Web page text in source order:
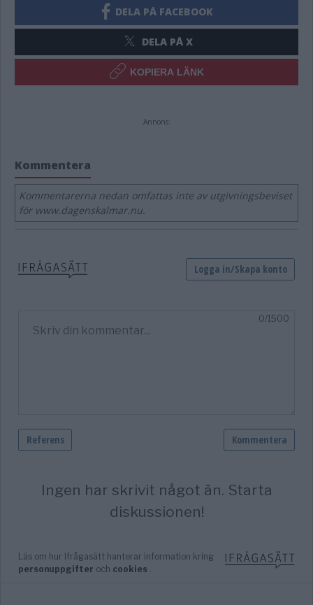
DELA PÅ FACEBOOK
DELA PÅ X
KOPIERA LÄNK
Annons:
Kommentera
Kommentarerna nedan omfattas inte av utgivningsbeviset
för www.dagenskalmar.nu.